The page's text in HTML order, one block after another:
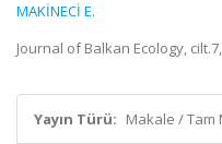
MAKİNECİ E.
Journal of Balkan Ecology,
Yayın Türü: Makale / Tam